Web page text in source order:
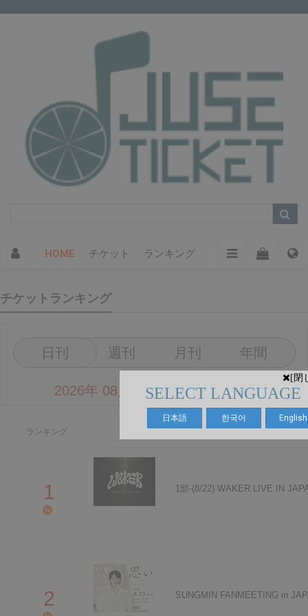
[閉
SELECT LANGUAGE
日本語 한국어 English
HOME チケット ランキング
チケットランキング
日刊 週刊 月刊 年間
2026年 08月 09日 00:00 ~ 15:17
ランキング 公演名
1 1部-(8/22) WAKER LIVE IN
2 SUNGMIN FANMEETING in